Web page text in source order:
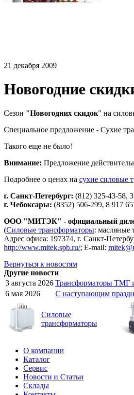
21 декабря 2009
Новогодние
Сезон "Новогодних скидок" на
Специальное предложение - Сухие
Такого еще не было!
Внимание: Предложение
Подробнее о ценах на сухие силовые
г. Санкт-Петербург: (812) 325-43-58,
г. Чебоксары: (8352) 506-299, 8 917
ООО "МИТЭК" - официальный
(Силовые трансформаторы:
Адрес офиса: 197374, г. Санкт-
http://www.mitek.spb.ru/; E-mail:
Вернуться к новостям
Другие новости
3 августа 2026 Трансформаторы ТМГ
6 мая 2026
C наступающим
Силовые
трансформаторы
О компании
Каталог
Сервис
Новости и Статьи
Склады